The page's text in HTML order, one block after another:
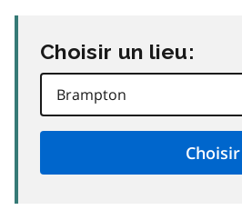
Choisir un lieu: